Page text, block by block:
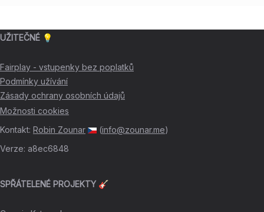
UŽITEČNÉ 💡
Fairplay - vstupenky bez poplatků
Podmínky užívání
Zásady ochrany osobních údajů
Možnosti cookies
Kontakt: Robin Zounar (info@zounar.me)
Verze: a8ec6848
SPŘÁTELENÉ PROJEKTY 🎸